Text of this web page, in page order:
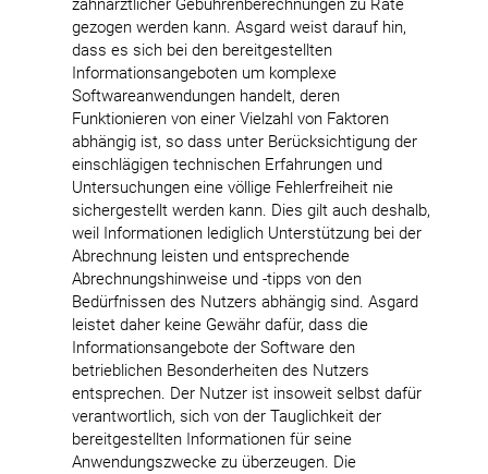
zahnärztlicher Gebührenberechnungen zu Rate
gezogen werden kann. Asgard weist darauf hin,
dass es sich bei den bereitgestellten
Informationsangeboten um komplexe
Softwareanwendungen handelt, deren
Funktionieren von einer Vielzahl von Faktoren
abhängig ist, so dass unter Berücksichtigung der
einschlägigen technischen Erfahrungen und
Untersuchungen eine völlige Fehlerfreiheit nie
sichergestellt werden kann. Dies gilt auch deshalb,
weil Informationen lediglich Unterstützung bei der
Abrechnung leisten und entsprechende
Abrechnungshinweise und -tipps von den
Bedürfnissen des Nutzers abhängig sind. Asgard
leistet daher keine Gewähr dafür, dass die
Informationsangebote der Software den
betrieblichen Besonderheiten des Nutzers
entsprechen. Der Nutzer ist insoweit selbst dafür
verantwortlich, sich von der Tauglichkeit der
bereitgestellten Informationen für seine
Anwendungszwecke zu überzeugen. Die